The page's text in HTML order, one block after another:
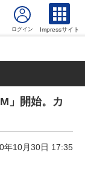
Impressサイト
」開始。カ
年10月30日 17:35